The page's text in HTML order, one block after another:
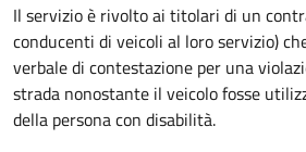
Il servizio è rivolto ai titolari di un
conducenti di veicoli al loro servizio)
verbale di contestazione per una
strada nonostante il veicolo fosse
della persona con disabilità.